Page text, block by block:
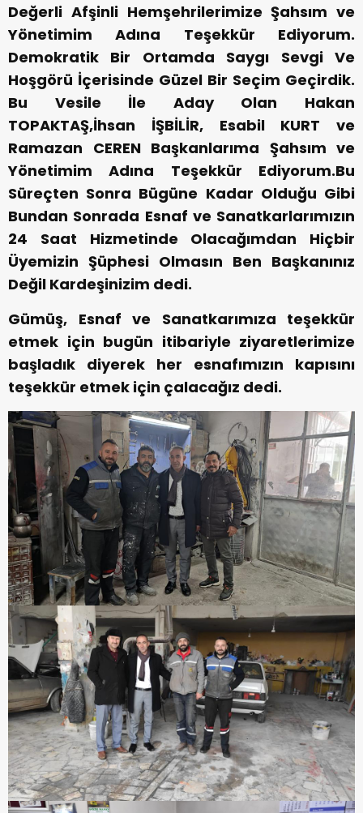
Değerli Afşinli Hemşehrilerimize Şahsım ve
Yönetimim Adına Teşekkür Ediyorum.
Demokratik Bir Ortamda Saygı Sevgi Ve
Hoşgörü İçerisinde Güzel Bir Seçim Geçirdik.
Bu Vesile İle Aday Olan Hakan
TOPAKTAŞ,İhsan İŞBİLİR, Esabil KURT ve
Ramazan CEREN Başkanlarıma Şahsım ve
Yönetimim Adına Teşekkür Ediyorum.Bu
Süreçten Sonra Bügüne Kadar Olduğu Gibi
Bundan Sonrada Esnaf ve Sanatkarlarımızın
24 Saat Hizmetinde Olacağımdan Hiçbir
Üyemizin Şüphesi Olmasın Ben Başkanınız
Değil Kardeşinizim dedi.
Gümüş, Esnaf ve Sanatkarımıza teşekkür
etmek için bugün itibariyle ziyaretlerimize
başladık diyerek her esnafımızın kapısını
teşekkür etmek için çalacağız dedi.